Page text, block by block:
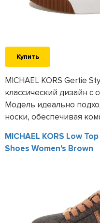
Купить
MICHAEL KORS Gertie
классический дизайн
Модель идеально
носки, обеспечивая
MICHAEL KORS Low
Shoes Women's Brown